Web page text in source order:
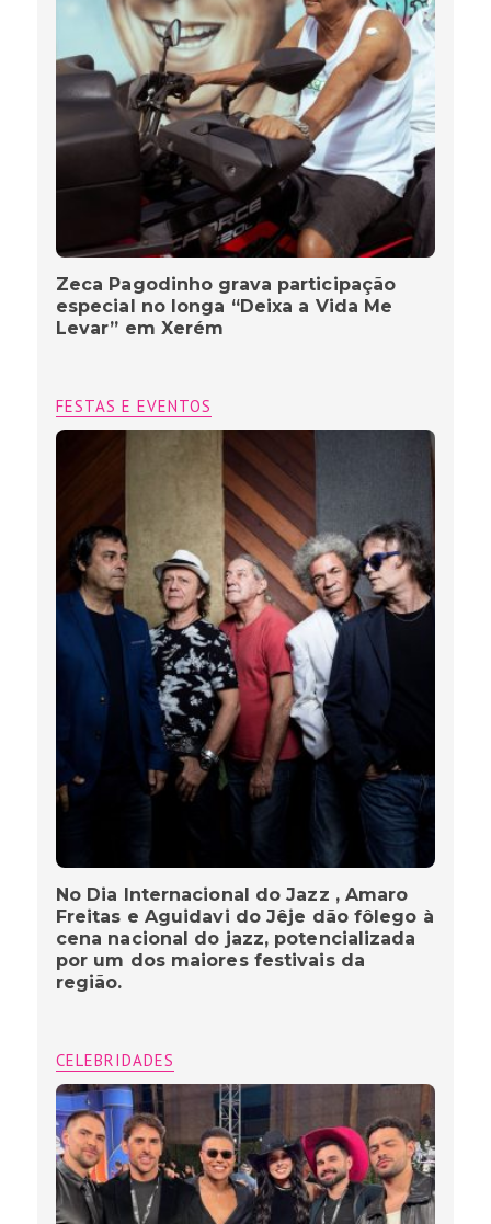
Zeca Pagodinho grava participação
especial no longa “Deixa a Vida Me
Levar” em Xerém
FESTAS E EVENTOS
No Dia Internacional do Jazz , Amaro
Freitas e Aguidavi do Jêje dão fôlego à
cena nacional do jazz, potencializada
por um dos maiores festivais da
região.
CELEBRIDADES